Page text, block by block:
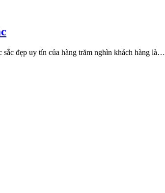
sắc đẹp uy tín của hàng trăm nghìn khách hàng là…